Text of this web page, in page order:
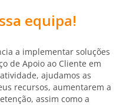
equipa!
a implementar soluções
de Apoio ao Cliente em
ajudamos as
recursos, aumentarem a
assim como a